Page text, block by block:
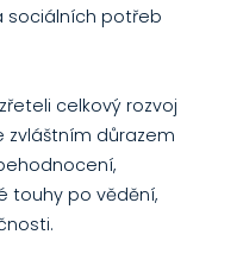
sociálních potřeb
celkový rozvoj
důrazem
touhy po vědění,